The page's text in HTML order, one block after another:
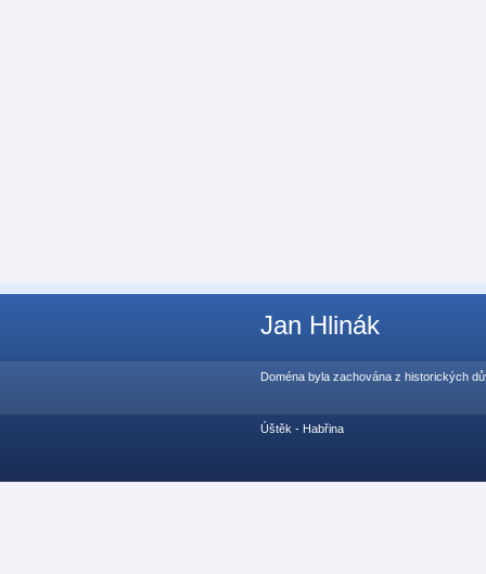
Jan Hlinák
Úštěk - Habřina
Doména byla zachována z historických